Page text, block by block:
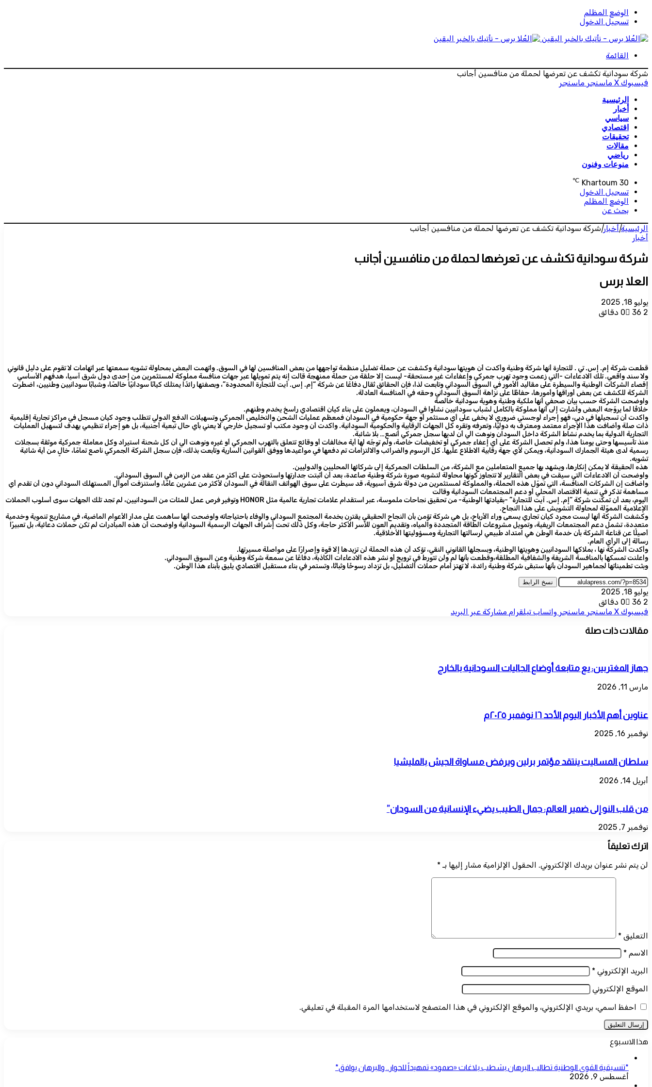
الوضع المظلم
تسجيل الدخول
القائمة
شركة سودانية تكشف عن تعرضها لحملة من منافسين أجانب
فيسبوك ‫X ماسنجر ماسنجر
الرئيسية
أخبار
سياسي
اقتصادي
تحقيقات
مقالات
رياضي
منوعات وفنون
Khartoum 30
℃
تسجيل الدخول
الوضع المظلم
بحث عن
الرئيسية|أخبار|شركة سودانية تكشف عن تعرضها لحملة من منافسين أجانب
أخبار
شركة سودانية تكشف عن تعرضها لحملة من منافسين أجانب
العلا برس
يوليو 18, 2025
0
36 2 دقائق
قطعت شركة إم. إس. تي . للتجارة أنها شركة وطنية وأكدت أن هويتها سودانية وكشفت عن حملة تضليل منظمة تواجهها من بعض المنافسين لها في السوق. واتهمت البعض بمحاولة تشويه سمعتها عبر اتهامات لا تقوم على دليل قانوني
ولا سند واقعي. تلك الادعاءات -التي زعمت وجود تهرب جمركي وإعفاءات غير مستحقة- ليست إلا حلقة من حملة ممنهجة قالت إنه يتم تمويلها عبر جهات منافسة مملوكة لمستثمرين من إحدى دول شرق آسيا، هدفهم الأساسي
إقصاء الشركات الوطنية والسيطرة على مقاليد الأمور في السوق السوداني وتابعت لذا، فإن الحقائق تُقال دفاعًا عن شركة “إم. إس. آيت للتجارة المحدودة”، وبصفتها رائدًا يمتلك كيانًا سودانيًا خالصًا، وشبابًا سودانيين وطنيين، اضطرت
الشركة للكشف عن بعض أوراقها وأمورها، حفاظًا على نزاهة السوق السوداني وحقه في المنافسة العادلة.
واوضحت الشركة حسب بيان صحفي أنها ملكية وطنية وهوية سودانية خالصة
خلافًا لما يروّجه البعض وأشارت إلى أنها مملوكة بالكامل لشباب سودانيين نشأوا في السودان، ويعملون على بناء كيان اقتصادي راسخ يخدم وطنهم.
واكدت أن تسجيلها في دبي، فهو إجراء لوجستي ضروري لا يخفى على أي مستثمر أو جهة حكومية في السودان فمعظم عمليات الشحن والتخليص الجمركي وتسهيلات الدفع الدولي تتطلب وجود كيان مسجل في مراكز تجارية إقليمية
ذات صلة وأضافت هذا الإجراء معتمد ومعترف به دوليًا، وتعرفه وتقره كل الجهات الرقابية والحكومية السودانية. واكدت أن وجود مكتب أو تسجيل خارجي لا يعني بأي حال تبعية أجنبية، بل هو إجراء تنظيمي يهدف لتسهيل العمليات
التجارية الدولية بما يخدم نشاط الشركة داخل السودان ونوهت الي أن لديها سجل جمركي أنصع… بلا شائبة.
منذ تأسيسها وحتى يومنا هذا، ولم تحصل الشركة على أي إعفاء جمركي أو تخفيضات خاصة، ولم توجّه لها أية مخالفات أو وقائع تتعلق بالتهرب الجمركي أو غيره ونوهت الي أن كل شحنة استيراد وكل معاملة جمركية موثقة بسجلات
رسمية لدى هيئة الجمارك السودانية، ويمكن لأي جهة رقابية الاطلاع عليها. كل الرسوم والضرائب والالتزامات تم دفعها في مواعيدها ووفق القوانين السارية وتابعت بذلك، فإن سجل الشركة الجمركي ناصع تمامًا، خالٍ من أية شائبة
تشوبه.
هذه الحقيقة لا يمكن إنكارها، ويشهد بها جميع المتعاملين مع الشركة، من السلطات الجمركية إلى شركائها المحليين والدوليين.
واوضحت أن الادعاءات التي سيقت في بعض التقارير لا تتجاوز كونها محاولة لتشويه صورة شركة وطنية صاعدة، بعد أن أثبتت جدارتها واستحوذت على أكثر من عقد من الزمن في السوق السوداني.
واضافت إن الشركات المنافسة، التي تموّل هذه الحملة، والمملوكة لمستثمرين من دولة شرق آسيوية، قد سيطرت على سوق الهواتف النقالة في السودان لأكثر من عشرين عامًا، واستنزفت أموال المستهلك السوداني دون أن تقدم أي
مساهمة تذكر في تنمية الاقتصاد المحلي أو دعم المجتمعات السودانية وقالت
اليوم، بعد أن تمكّنت شركة “إم. إس. آيت للتجارة” -بقيادتها الوطنية- من تحقيق نجاحات ملموسة، عبر استقدام علامات تجارية عالمية مثل HONOR وتوفير فرص عمل للمئات من السودانيين، لم تجد تلك الجهات سوى أسلوب الحملات
الإعلامية المموّلة لمحاولة التشويش على هذا النجاح.
وكشفت الشركة أنها ليست مجرد كيان تجاري يسعى وراء الأرباح، بل هي شركة تؤمن بأن النجاح الحقيقي يقترن بخدمة المجتمع السوداني والوفاء باحتياجاته واوضحت أنها ساهمت على مدار الأعوام الماضية، في مشاريع تنموية وخدمية
متعددة، تشمل دعم المجتمعات الريفية، وتمويل مشروعات الطاقة المتجددة والمياه، وتقديم العون للأسر الأكثر حاجة، وكل ذلك تحت إشراف الجهات الرسمية السودانية واوضحت أن هذه المبادرات لم تكن حملات دعائية، بل تعبيرًا
أصيلًا عن قناعة الشركة بأن خدمة الوطن هي امتداد طبيعي لرسالتها التجارية ومسؤوليتها الأخلاقية.
رسالة إلى الرأي العام.
وأكدت الشركة نها ، بملاكها السودانيين وهويتها الوطنية، وبسجلها القانوني النقي، تؤكد أن هذه الحملة لن تزيدها إلا قوة وإصرارًا على مواصلة مسيرتها.
واعلنت تمسكها بالمنافسة الشريفة والشفافية المطلقة،وقطعت بأنها لم ولن تتورط في ترويج أو نشر هذه الادعاءات الكاذبة، دفاعًا عن سمعة شركة وطنية وعن السوق السوداني.
وبثت تطميناتها لجماهير السودان بأنها ستبقى شركة وطنية رائدة، لا تهتز أمام حملات التضليل، بل تزداد رسوخًا وثباتًا، وتستمر في بناء مستقبل اقتصادي يليق بأبناء هذا الوطن.
نسخ الرابط
يوليو 18, 2025
0
36 2 دقائق
فيسبوك ‫X ماسنجر ماسنجر واتساب تيلقرام مشاركة عبر البريد
مقالات ذات صلة
جهاز المغتربين: يع متابعة أوضاع الجاليات السودانية بالخارج
مارس 11, 2026
عناوين أهم الأخبار اليوم الأحد ١٦ نوفمبر ٢٠٢٥م
نوفمبر 16, 2025
سلطان المساليت ينتقد مؤتمر برلين ويرفض مساواة الجيش بالمليشيا
أبريل 14, 2026
من قلب النو إلى ضمير العالم: جمال الطيب يضيء الإنسانية من السودان”
نوفمبر 7, 2025
اترك تعليقاً
لن يتم نشر عنوان بريدك الإلكتروني. الحقول الإلزامية مشار إليها بـ *
التعليق *
الاسم *
البريد الإلكتروني *
الموقع الإلكتروني
احفظ اسمي، بريدي الإلكتروني، والموقع الإلكتروني في هذا المتصفح لاستخدامها المرة المقبلة في تعليقي.
هذا الاسبوع
*تنسيقية القوى الوطنية تطالب البرهان بشطب بلاغات «صمود» تمهيداً للحوار.. والبرهان يوافق*
أغسطس 9, 2026